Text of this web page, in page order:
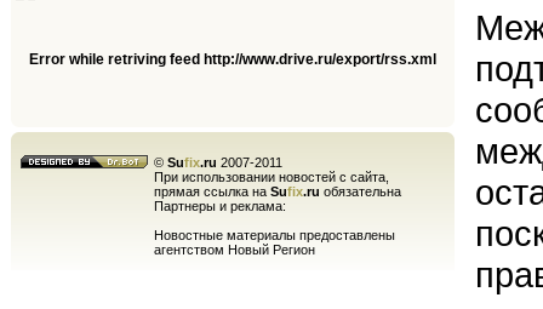
Error while retriving feed http://www.drive.ru/export/rss.xml
© Sufix.ru 2007-2011
При использовании новостей с сайта,
прямая ссылка на Sufix.ru обязательна
Партнеры и реклама:
Новостные материалы предоставлены
агентством Новый Регион